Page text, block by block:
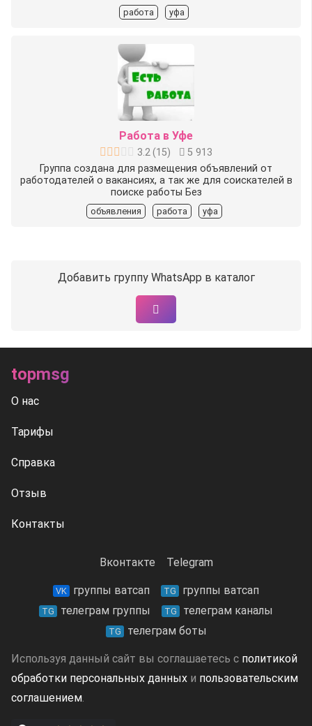
работа уфа
Работа в Уфе
3.2(15)
5 913
Группа создана для размещения объявлений от
работодателей о вакансиях, а так же для соискателей в
поиске работы Без
объявления работа уфа
Добавить группу WhatsApp в каталог
topmsg
О нас
Тарифы
Справка
Отзыв
Контакты
Вконтакте Telegram
VK группы ватсап TG группы ватсап
TG телеграм группы TG телеграм каналы
TG телеграм боты
Используя данный сайт вы соглашаетесь с политикой
обработки персональных данных и пользовательским
соглашением.